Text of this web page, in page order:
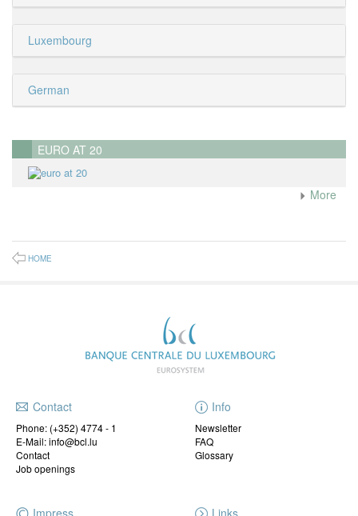
Luxembourg
German
EURO AT 20
More
HOME
Contact
Phone: (+352) 4774 - 1
E-Mail: info@bcl.lu
Contact
Job openings
Info
Newsletter
FAQ
Glossary